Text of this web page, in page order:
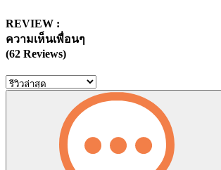
REVIEW :
ความเห็นเพื่อนๆ
(62 Reviews)